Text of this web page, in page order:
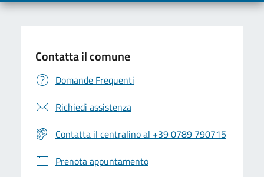
Contatta il comune
Domande Frequenti
Richiedi assistenza
Contatta il centralino al +39 0789 790715
Prenota appuntamento